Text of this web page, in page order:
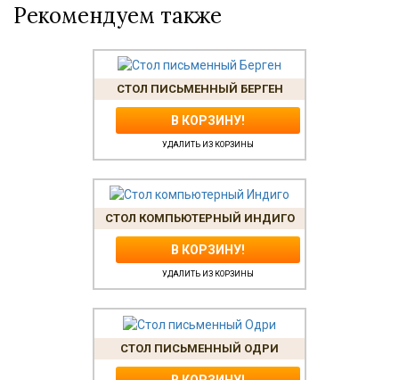
Рекомендуем также
СТОЛ ПИСЬМЕННЫЙ БЕРГЕН
В КОРЗИНУ!
УДАЛИТЬ ИЗ КОРЗИНЫ
СТОЛ КОМПЬЮТЕРНЫЙ ИНДИГО
В КОРЗИНУ!
УДАЛИТЬ ИЗ КОРЗИНЫ
СТОЛ ПИСЬМЕННЫЙ ОДРИ